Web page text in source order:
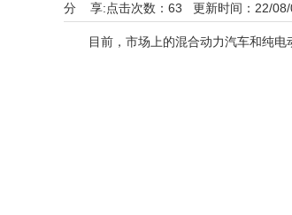
点击次数： 63 更新时间：22/
分 享:
目前，市场上的混合动力汽车和纯电动